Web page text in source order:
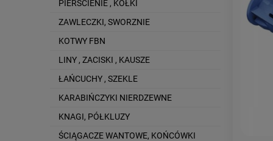
PIERŚCIENIE , KOŁKI
ZAWLECZKI, SWORZNIE
KOTWY FBN
LINY , ZACISKI , KAUSZE
ŁAŃCUCHY , SZEKLE
KARABIŃCZYKI NIERDZEWNE
KNAGI, PÓŁKLUZY
ŚCIĄGACZE WANTOWE, KOŃCÓWKI